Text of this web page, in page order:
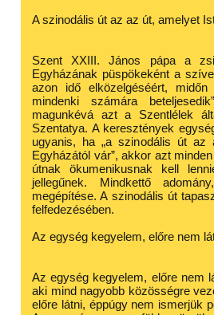
A szinodális út az az út, amelyet
Szent XXIII. János pápa a
Egyházának püspökeként a
azon idő elközelgéséért,
mindenki számára
magunkévá azt a Szentlélek
Szentatya. A keresztények
ugyanis, ha „a szinodális út
Egyházától vár”, akkor azt
útnak ökumenikusnak kell
jellegűnek. Mindkettő
megépítése. A szinodális út
felfedezésében.
Az egység kegyelem, előre nem
Az egység kegyelem, előre nem
aki mind nagyobb közösségre
előre látni, éppúgy nem ismerjük